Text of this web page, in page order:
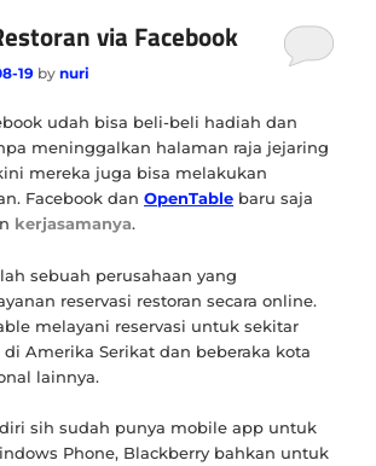
via Facebook
19 bynuri
udah bisa beli-beli hadiah dan
meninggalkan halaman raja jejaring
mereka juga bisa melakukan
Facebook danOpenTable baru saja
kerjasamanya.
sebuah perusahaan yang
reservasi restoran secara online.
melayani reservasi untuk sekitar
di Amerika Serikat dan beberaka kota
lainnya.
sih sudah punya mobile app untuk
Phone, Blackberry bahkan untuk